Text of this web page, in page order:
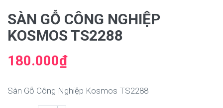
SÀN GỖ CÔNG NGHIỆP
KOSMOS TS2288
180.000₫
Sàn Gỗ Công Nghiệp Kosmos TS2288